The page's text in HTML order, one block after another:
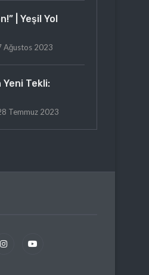
| Yeşil Yol
Ağustos 2023
Yeni Tekli:
Temmuz 2023